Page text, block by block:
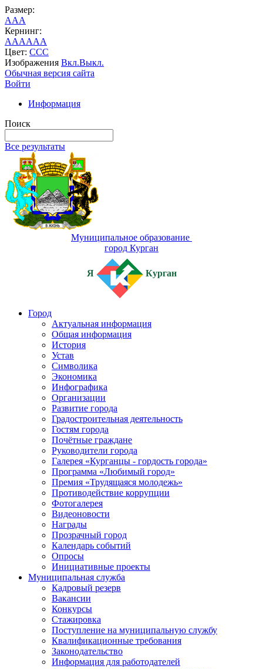
Размер:
AAA
Кернинг:
AAAAAA
Цвет: CCC
Изображения Вкл.Выкл.
Обычная версия сайта
Войти
Информация
Поиск
Все результаты
Муниципальное образование
город Курган
Я Курган
Город
Актуальная информация
Общая информация
История
Устав
Символика
Экономика
Инфографика
Организации
Развитие города
Градостроительная деятельность
Гостям города
Почётные граждане
Руководители города
Галерея «Курганцы - гордость города»
Программа «Любимый город»
Премия «Трудящаяся молодежь»
Противодействие коррупции
Фотогалерея
Видеоновости
Награды
Прозрачный город
Календарь событий
Опросы
Инициативные проекты
Муниципальная служба
Кадровый резерв
Вакансии
Конкурсы
Стажировка
Поступление на муниципальную службу
Квалификационные требования
Законодательство
Информация для работодателей